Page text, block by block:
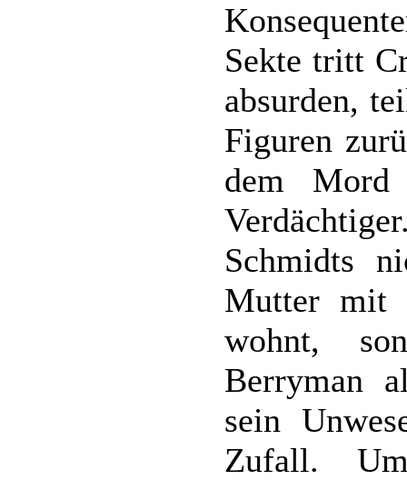
Sekte tritt
absurden,
Figuren
dem
Schmidts
Mutter mit
wohnt,
Berryman
sein
Zufall.